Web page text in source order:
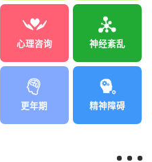
心理咨询 神经紊乱
更年期 精神障碍